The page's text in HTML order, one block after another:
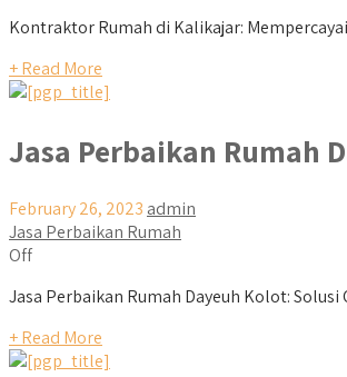
Kontraktor Rumah di Kalikajar:
+ Read More
Jasa Perbaikan Rumah
February 26, 2023 admin
Jasa Perbaikan Rumah
Off
Jasa Perbaikan Rumah Dayeuh Kolot:
+ Read More